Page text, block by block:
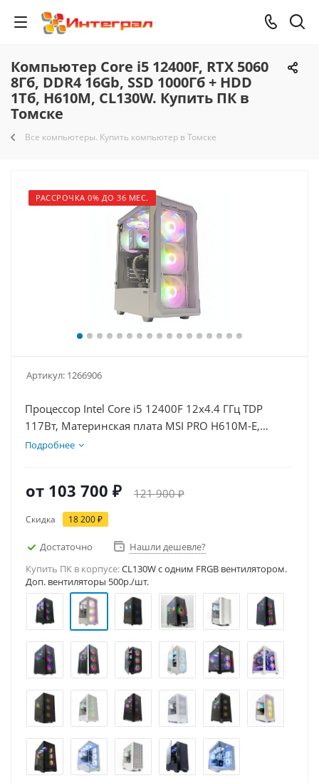
Компьютер Core i5 12400F, RTX 5060
8Гб, DDR4 16Gb, SSD 1000Гб + HDD
1Тб, H610M, CL130W. Купить ПК в
Томске
Все компьютеры. Купить компьютер в Томске
РАССРОЧКА 0% ДО 36 МЕС.
Артикул: 1266906
Процессор Intel Core i5 12400F 12x4.4 ГГц TDP
117Вт, Материнская плата MSI PRO H610M-E,
Видеокарта RTX 5060 8Гб, Память DDR4 16Gb,
Подробнее
от 103 700 ₽ 121 900 ₽
Скидка 18 200 ₽
Достаточно
Нашли дешевле?
Купить ПК в корпусе:CL130W c одним FRGB вентилятором.
Доп. вентиляторы 500р./шт.